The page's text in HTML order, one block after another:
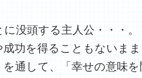
没頭する主人公・・・。
成功を得ることもないま
を通して、「幸せの意味